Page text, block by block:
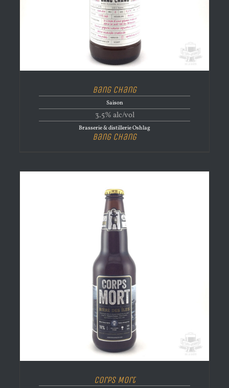
Bang Chang
Saison
3.5% alc/vol
Brasserie & distillerie Oshlag
Bang Chang
Corps Mort